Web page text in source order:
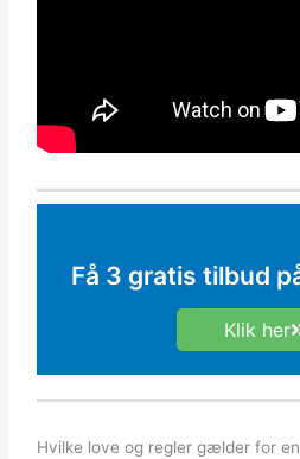
Få 3 gratis tilbud
Klik her
Hvilke love og regler gælder for